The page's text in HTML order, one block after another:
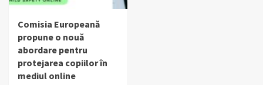
Comisia Europeană
propune o nouă
abordare pentru
protejarea copiilor în
mediul online